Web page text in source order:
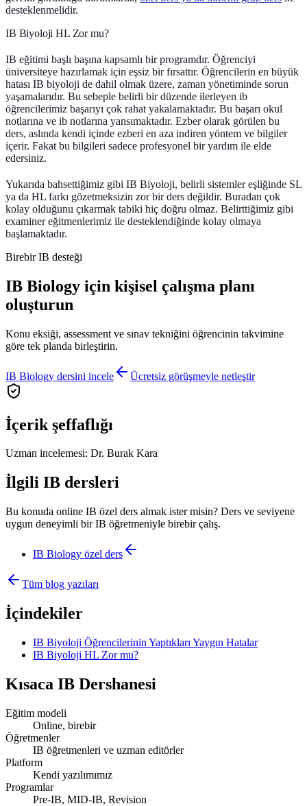
desteklenmelidir.
IB Biyoloji HL Zor mu?
IB eğitimi başlı başına kapsamlı bir programdır. Öğrenciyi
üniversiteye hazırlamak için eşsiz bir fırsattır. Öğrencilerin en büyük
hatası IB biyoloji de dahil olmak üzere, zaman yönetiminde sorun
yaşamalarıdır. Bu sebeple belirli bir düzende ilerleyen ib
öğrencilerimiz başarıyı çok rahat yakalamaktadır. Bu başarı okul
notlarına ve ib notlarına yansımaktadır. Ezber olarak görülen bu
ders, aslında kendi içinde ezberi en aza indiren yöntem ve bilgiler
içerir. Fakat bu bilgileri sadece profesyonel bir yardım ile elde
edersiniz.
Yukarıda bahsettiğimiz gibi IB Biyoloji, belirli sistemler eşliğinde SL
ya da HL farkı gözetmeksizin zor bir ders değildir. Buradan çok
kolay olduğunu çıkarmak tabiki hiç doğru olmaz. Belirttiğimiz gibi
examiner eğitmenlerimiz ile desteklendiğinde kolay olmaya
başlamaktadır.
Birebir IB desteği
IB Biology için kişisel çalışma planı
oluşturun
Konu eksiği, assessment ve sınav tekniğini öğrencinin takvimine
göre tek planda birleştirin.
IB Biology dersini incele Ücretsiz görüşmeyle netleştir
İçerik şeffaflığı
Uzman incelemesi: Dr. Burak Kara
İlgili IB dersleri
Bu konuda online IB özel ders almak ister misin? Ders ve seviyene
uygun deneyimli bir IB öğretmeniyle birebir çalış.
IB Biology özel ders
Tüm blog yazıları
İçindekiler
IB Biyoloji Öğrencilerinin Yaptıkları Yaygın Hatalar
IB Biyoloji HL Zor mu?
Kısaca IB Dershanesi
Eğitim modeli
Online, birebir
Öğretmenler
IB öğretmenleri ve uzman editörler
Platform
Kendi yazılımımız
Programlar
Pre-IB, MID-IB, Revision